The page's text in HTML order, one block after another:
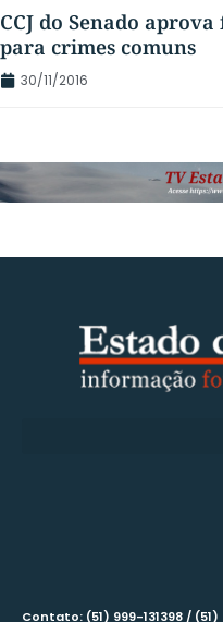
CCJ do Senado
para crimes comuns
30/11/2016
Contato: (51) 999-131398 /